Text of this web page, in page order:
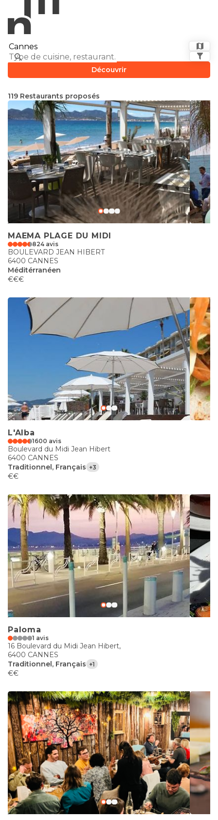
Découvrir
119 Restaurants proposés
MAEMA PLAGE DU MIDI
824 avis
BOULEVARD JEAN HIBERT
6400 CANNES
Méditérranéen
€€€
L'Alba
1600 avis
Boulevard du Midi Jean Hibert
6400 CANNES
Traditionnel, Français +3
€€
Paloma
1 avis
16 Boulevard du Midi Jean Hibert,
6400 CANNES
Traditionnel, Français +1
€€